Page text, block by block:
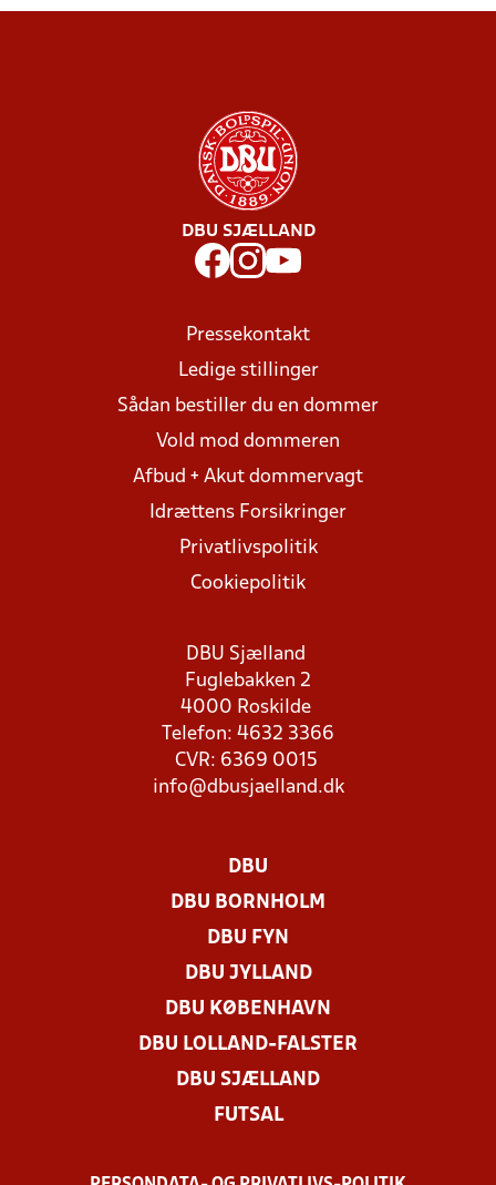
DBU SJÆLLAND
Pressekontakt
Ledige stillinger
Sådan bestiller du en dommer
Vold mod dommeren
Afbud + Akut dommervagt
Idrættens Forsikringer
Privatlivspolitik
Cookiepolitik
DBU Sjælland
Fuglebakken 2
4000 Roskilde
Telefon: 4632 3366
CVR: 6369 0015
info@dbusjaelland.dk
DBU
DBU BORNHOLM
DBU FYN
DBU JYLLAND
DBU KØBENHAVN
DBU LOLLAND-FALSTER
DBU SJÆLLAND
FUTSAL